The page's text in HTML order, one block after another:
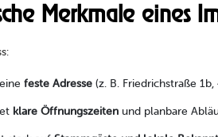
Merkmale eines
feste Adresse (z. B. Friedrichstraße
klare Öffnungszeiten und planbare